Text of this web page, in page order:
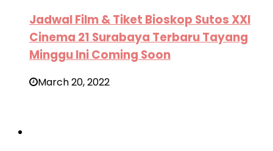
Jadwal Film & Tiket Bioskop Sutos XXI
Cinema 21 Surabaya Terbaru Tayang
Minggu Ini Coming Soon
March 20, 2022